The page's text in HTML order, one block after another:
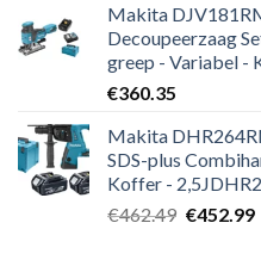
Makita
Decoupeerzaag
greep - Variabel -
€360.35
Makita
SDS-plus
Koffer -
€462.49 €452.99